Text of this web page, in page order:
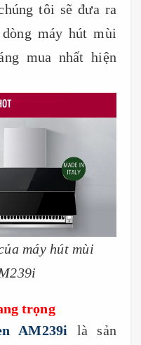
tôi sẽ đưa ra
máy hút mùi
mua nhất hiện
máy hút mùi
trọng
AM239i là sản